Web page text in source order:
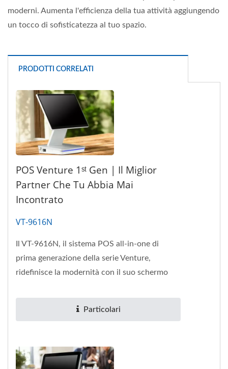
moderni. Aumenta l'efficienza della tua attività aggiungendo
un tocco di sofisticatezza al tuo spazio.
PRODOTTI CORRELATI
POS Venture 1ˢᵗ Gen | Il Miglior
Partner Che Tu Abbia Mai
Incontrato
VT-9616N
Il VT-9616N, il sistema POS all-in-one di
prima generazione della serie Venture,
ridefinisce la modernità con il suo schermo
Particolari